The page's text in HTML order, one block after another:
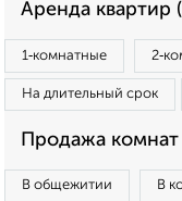
Аренда квартир
1‑комнатные
На длительный срок
Продажа комнат
В общежитии В